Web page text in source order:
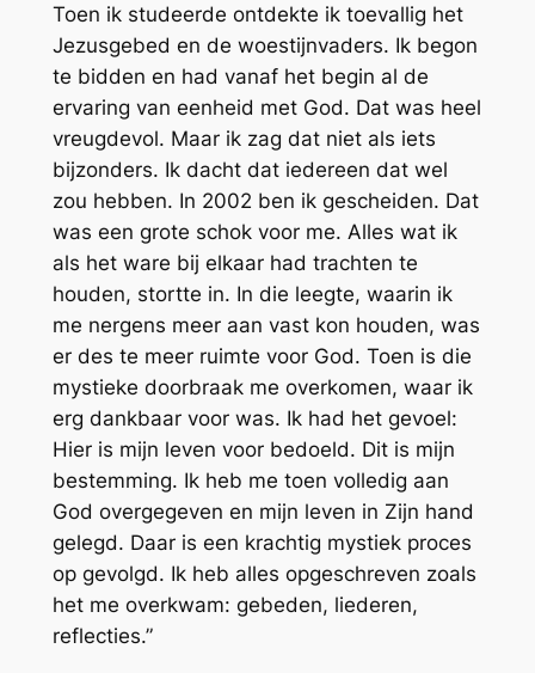
Toen ik studeerde ontdekte ik toevallig het
Jezusgebed en de woestijnvaders. Ik begon
te bidden en had vanaf het begin al de
ervaring van eenheid met God. Dat was heel
vreugdevol. Maar ik zag dat niet als iets
bijzonders. Ik dacht dat iedereen dat wel
zou hebben. In 2002 ben ik gescheiden. Dat
was een grote schok voor me. Alles wat ik
als het ware bij elkaar had trachten te
houden, stortte in. In die leegte, waarin ik
me nergens meer aan vast kon houden, was
er des te meer ruimte voor God. Toen is die
mystieke doorbraak me overkomen, waar ik
erg dankbaar voor was. Ik had het gevoel:
Hier is mijn leven voor bedoeld. Dit is mijn
bestemming. Ik heb me toen volledig aan
God overgegeven en mijn leven in Zijn hand
gelegd. Daar is een krachtig mystiek proces
op gevolgd. Ik heb alles opgeschreven zoals
het me overkwam: gebeden, liederen,
reflecties.”